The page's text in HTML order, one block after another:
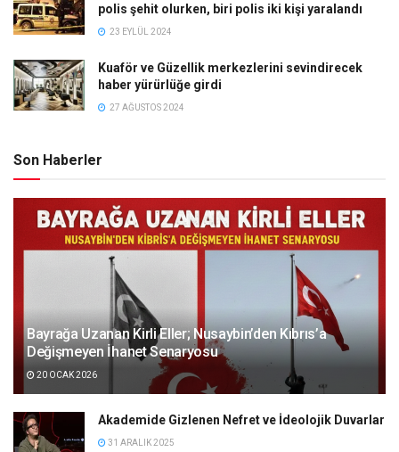
polis şehit olurken, biri polis iki kişi yaralandı
23 EYLÜL 2024
Kuaför ve Güzellik merkezlerini sevindirecek
haber yürürlüğe girdi
27 AĞUSTOS 2024
Son Haberler
Bayrağa Uzanan Kirli Eller; Nusaybin’den Kıbrıs’a
Değişmeyen İhanet Senaryosu
20 OCAK 2026
Akademide Gizlenen Nefret ve İdeolojik Duvarlar
31 ARALIK 2025